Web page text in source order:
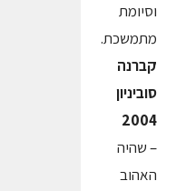
וסיומת
מתמשכת.
קברנה
סוביניון
2004
– שהיה
האהוב